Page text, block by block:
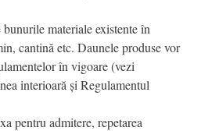
bunurile materiale existente în
cantină etc. Daunele produse vor
în vigoare (vezi
interioară și Regulamentul
pentru admitere, repetarea